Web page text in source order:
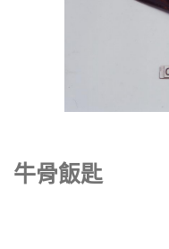
牛骨飯匙